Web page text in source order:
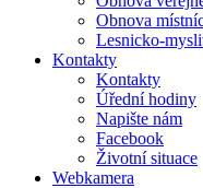
Obnova
Lesnicko-
Kontakty
Kontakty
Úřední hodiny
Napište nám
Facebook
Životní situace
Webkamera